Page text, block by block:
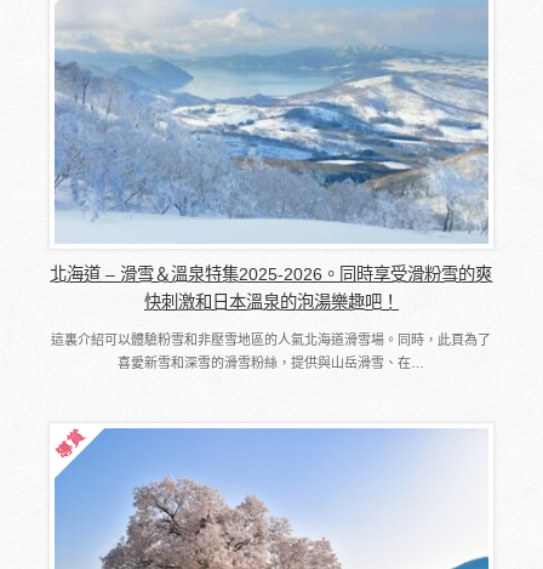
北海道 – 滑雪＆溫泉特集2025-2026。同時享受滑粉雪的爽
快刺激和日本溫泉的泡湯樂趣吧！
這裏介紹可以體驗粉雪和非壓雪地區的人氣北海道滑雪場。同時，此頁為了
喜愛新雪和深雪的滑雪粉絲，提供與山岳滑雪、在…